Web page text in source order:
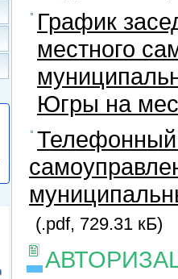
График
местного
Югры на
Телефонный
(.pdf, 729.31 кБ)